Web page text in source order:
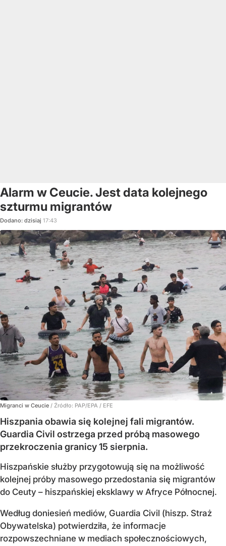
Alarm w Ceucie. Jest data kolejnego
szturmu migrantów
Dodano: dzisiaj 17:43
Migranci w Ceucie / Źródło: PAP/EPA / EFE
Hiszpania obawia się kolejnej fali migrantów.
Guardia Civil ostrzega przed próbą masowego
przekroczenia granicy 15 sierpnia.
Hiszpańskie służby przygotowują się na możliwość
kolejnej próby masowego przedostania się migrantów
do Ceuty – hiszpańskiej eksklawy w Afryce Północnej.
Według doniesień mediów, Guardia Civil (hiszp. Straż
Obywatelska) potwierdziła, że informacje
rozpowszechniane w mediach społecznościowych,